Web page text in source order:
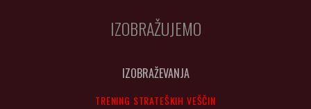
IZOBRAŽUJEMO
IZOBRAŽEVANJA
TRENING STRATEŠKIH VEŠČIN